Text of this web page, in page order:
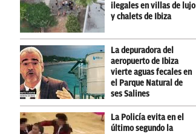
ilegales en villas de lujo
y chalets de Ibiza
La depuradora del
aeropuerto de Ibiza
vierte aguas fecales en
el Parque Natural de
ses Salines
La Policía evita en el
último segundo la